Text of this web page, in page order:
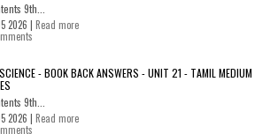
9th...
2026 | Read more
- BOOK BACK ANSWERS - UNIT 21 - TAMIL MEDIUM
9th...
2026 | Read more